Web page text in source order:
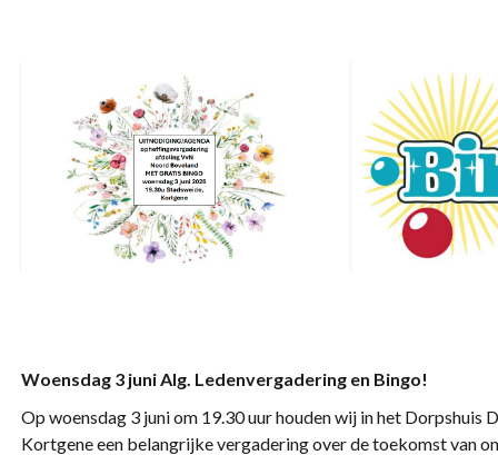
Woensdag 3 juni Alg. Ledenvergadering en Bingo!
Op woensdag 3 juni om 19.30 uur houden wij in het Dorpshuis
Kortgene een belangrijke vergadering over de toekomst van